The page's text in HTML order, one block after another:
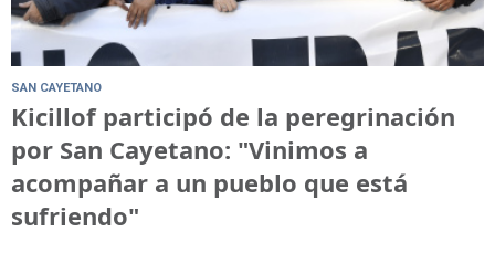
SAN CAYETANO
Kicillof participó de la peregrinación
por San Cayetano: "Vinimos a
acompañar a un pueblo que está
sufriendo"